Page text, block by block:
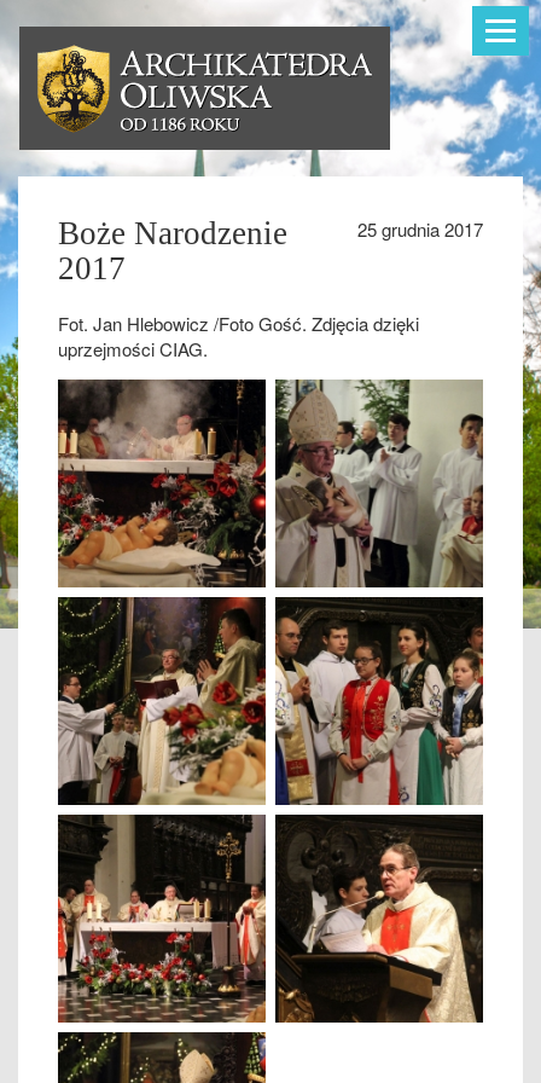
Toggle
25 grudnia 2017
Boże Narodzenie
2017
Fot. Jan Hlebowicz /Foto Gość. Zdjęcia dzięki
uprzejmości CIAG.